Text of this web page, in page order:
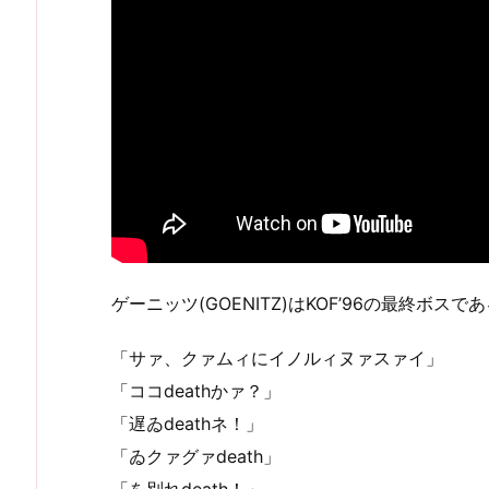
ゲーニッツ(GOENITZ)はKOF’96の最終ボスで
「サァ、クァムィにイノルィヌァスァイ」
「ココdeathかァ？」
「遅ゐdeathネ！」
「ゐクァグァdeath」